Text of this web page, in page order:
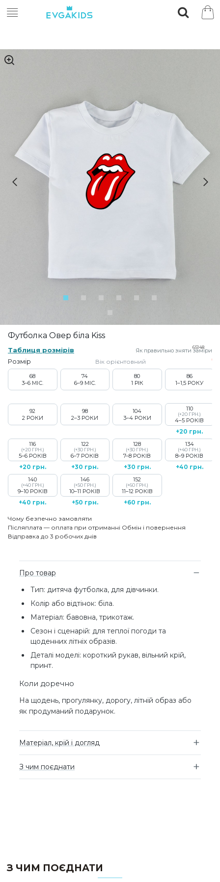
Футболка Овер біла Kiss
65148
Таблиця розмірів Як правильно зняти заміри
Розмір Вік орієнтовний
68
3–6 МІС.
74
6–9 МІС.
80
1 РІК
86
1–1,5 РОКУ
92
2 РОКИ
98
2–3 РОКИ
104
3–4 РОКИ
110
(+20 ГРН.)
4–5 РОКІВ
+20 грн.
116
(+20 ГРН.)
5–6 РОКІВ
+20 грн.
122
(+30 ГРН.)
6–7 РОКІВ
+30 грн.
128
(+30 ГРН.)
7–8 РОКІВ
+30 грн.
134
(+40 ГРН.)
8–9 РОКІВ
+40 грн.
140
(+40 ГРН.)
9–10 РОКІВ
+40 грн.
146
(+50 ГРН.)
10–11 РОКІВ
+50 грн.
152
(+60 ГРН.)
11–12 РОКІВ
+60 грн.
Чому безпечно замовляти
Післяплата — оплата при отриманні Обмін і повернення
Відправка до 3 робочих днів
Про товар
Тип: дитяча футболка, для дівчинки.
Колір або відтінок: біла.
Матеріал: бавовна, трикотаж.
Сезон і сценарій: для теплої погоди та
щоденних літніх образів.
Деталі моделі: короткий рукав, вільний крій,
принт.
Коли доречно
На щодень, прогулянку, дорогу, літній образ або
як продуманий подарунок.
Матеріал, крій і догляд
З чим поєднати
З ЧИМ ПОЄДНАТИ